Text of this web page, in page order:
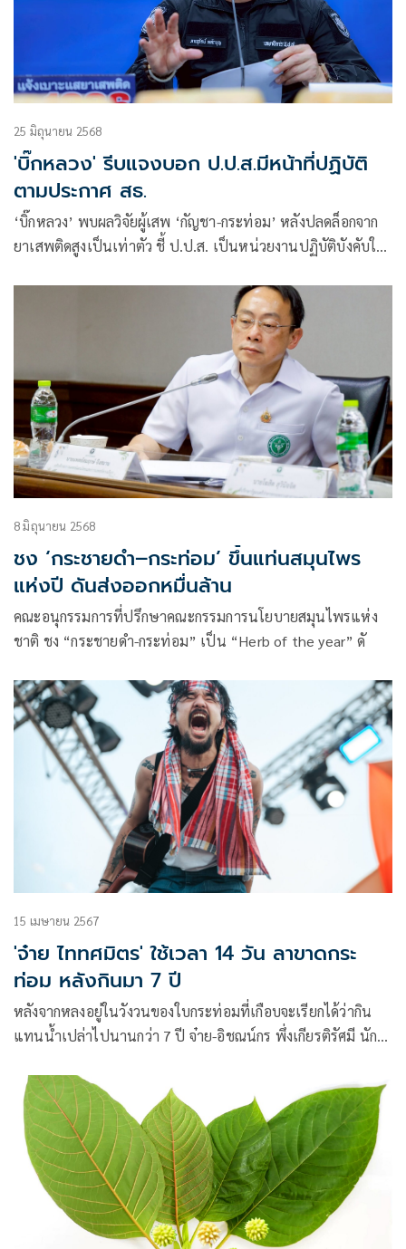
25 มิถุนายน 2568
'บิ๊กหลวง' รีบแจงบอก ป.ป.ส.มีหน้าที่ปฏิบัติ
ตามประกาศ สธ.
‘บิ๊กหลวง’ พบผลวิจัยผู้เสพ ‘กัญชา-กระท่อม’ หลังปลดล็อกจาก
ยาเสพติดสูงเป็นเท่าตัว ชี้ ป.ป.ส. เป็นหน่วยงานปฏิบัติบังคับใช้
8 มิถุนายน 2568
ชง ‘กระชายดำ–กระท่อม’ ขึ้นแท่นสมุนไพร
แห่งปี ดันส่งออกหมื่นล้าน
คณะอนุกรรมการที่ปรึกษาคณะกรรมการนโยบายสมุนไพรแห่ง
ชาติ ชง “กระชายดำ-กระท่อม” เป็น “Herb of the year” ดั
15 เมษายน 2567
'จ๋าย ไททศมิตร' ใช้เวลา 14 วัน ลาขาดกระ
ท่อม หลังกินมา 7 ปี
หลังจากหลงอยู่ในวังวนของใบกระท่อมที่เกือบจะเรียกได้ว่ากิน
แทนน้ำเปล่าไปนานกว่า 7 ปี จ๋าย-อิชณน์กร พึ่งเกียรติรัศมี นัก
ประกาศดับเครื่องชน จะเลิกกระท่อมอย่างเด็ดขาด ซึ่งตอนนี้เจ้า
ตัวได้ทำสำเร็จแล้ว โดยใช้เวลา 14 วันเท่านั้น และล่าสุดหนุ่มจ๋า
ยได้ออกมาแชร์วิธีเอาชนะในครั้งนี้ผ่านอินสตาแกรมส่วนตัว